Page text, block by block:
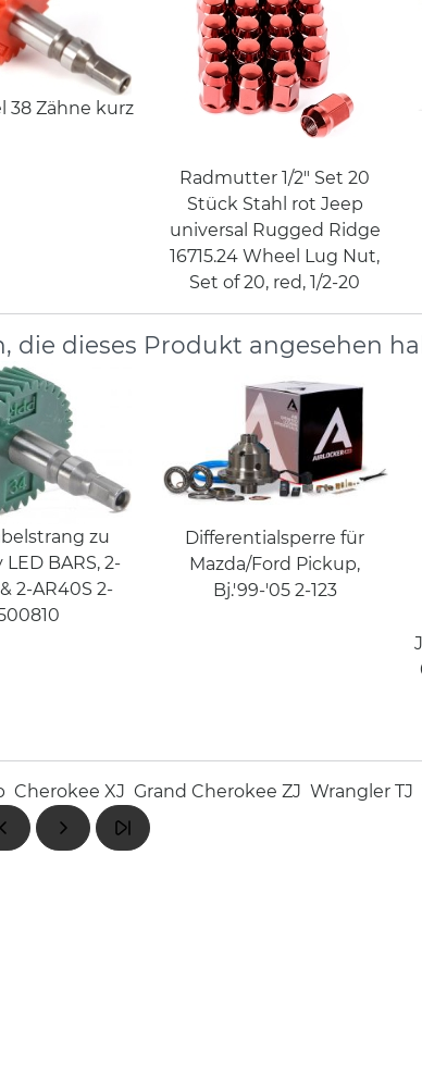
38 Zähne kurz
Radmutter 1/2" Set 20
Stück Stahl rot Jeep
universal Rugged Ridge
16715.24 Wheel Lug Nut,
Set of 20, red, 1/2-20
die dieses Produkt angesehen
zu
BARS, 2-
2-AR40S 2-
Differentialsperre für
Mazda/Ford Pickup,
Bj.'99-'05 2-123
Cherokee XJ Grand Cherokee ZJ Wrangler TJ